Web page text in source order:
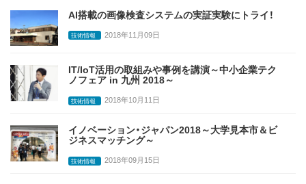
AI搭載の画像検査システムの実証実験にトライ！
技術情報 2018年11月09日
IT/IoT活用の取組みや事例を講演～中小企業テク
ノフェア in 九州 2018～
技術情報 2018年10月11日
イノベーション・ジャパン2018～大学見本市＆ビ
ジネスマッチング～
技術情報 2018年09月15日